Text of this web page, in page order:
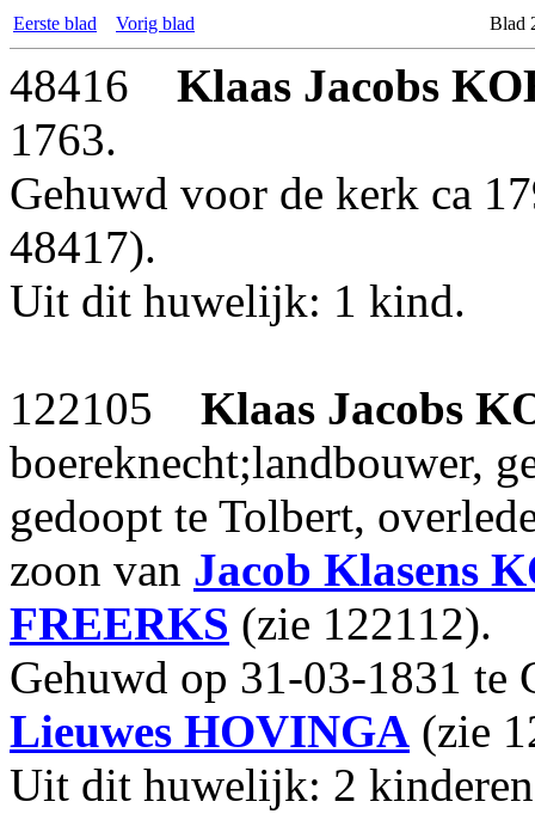
Eerste blad Vorig blad Blad
48416 Klaas Jacobs
1763.
Gehuwd voor de kerk ca
48417).
Uit dit huwelijk: 1 kind.
122105 Klaas Jacobs
boereknecht;landbouwer,
gedoopt te Tolbert,
zoon van Jacob Klasens
FREERKS (zie 122112).
Gehuwd op 31-03-1831 te
Lieuwes HOVINGA (zie
Uit dit huwelijk: 2